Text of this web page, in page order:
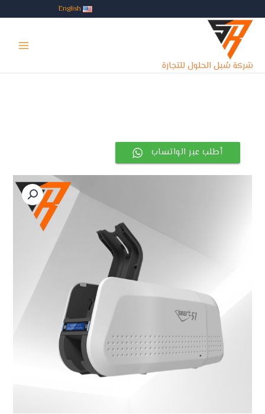
إلى
المحتوى
English
شركة سُبل الحلول للتجارة
Menu
أطلب عبر الواتساب